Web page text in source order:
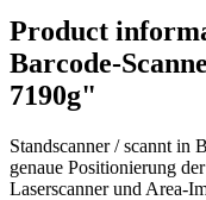
Product
Barcode-
7190g"
Standscanner / scannt in
genaue Positionierung
Laserscanner und Area-